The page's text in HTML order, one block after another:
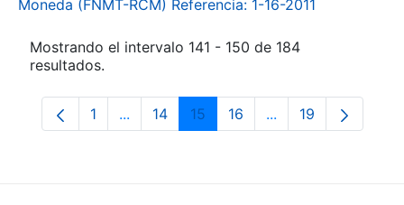
Moneda (FNMT-RCM) Referencia: 1-16-2011
Mostrando el intervalo 141 - 150 de 184
resultados.
Página
1 ...Páginas intermedias Use TAB para
Página
14 Página
15 Página
16 ...PáginasPágina
19